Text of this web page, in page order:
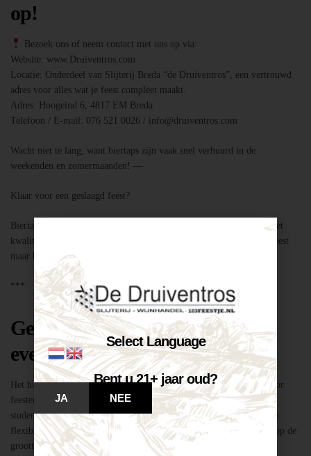
op!
Bezoek ons of neem contact met ons op via:
Website: www.Druiventros.com
Locatie: Onderdeel van Slijterij Breda “de Druiventros”, een vertrouwd
adres voor alles wat je feest compleet maakt.
Adres: Hoogeind 6, 4817 EM Breda
Telefoon / E-mail: 076 521 0026 / info@druiventros.com
Wacht niet te lang, want biertaps zijn vaak snel verhuurd in de
weekenden en zomermaanden! —
Klaar voor een geslaagd feest?
Biertap huren locatie Breda – snel geregeld via Druiventros.com, met
kwaliteit en service van Slijterij Breda “de Druiventros”. Laat het feest
maar komen!
***
Geschikt voor elk type feest of
evenement
Het huren van een biertap in locatie Breda is niet alleen geschikt voor
feesten thuis, maar ook voor bedrijfsevenementen, buurtfeesten,
studentenfeestjes en verenigingsactiviteiten. Dankzij de mobiliteit en
flexibiliteit van onze tapinstallaties kunnen we moeiteloos inspelen op de
grootte en aard van elk evenement.
Select Language
Bent u 21+ jaar oud?
JA NEE